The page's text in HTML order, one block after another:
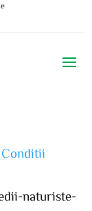
naturiste-